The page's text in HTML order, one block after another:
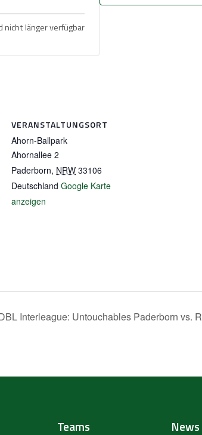
nicht länger verfügbar
VERANSTALTUNGSORT
Ahorn-Ballpark
Ahornallee 2
Paderborn, NRW 33106
Deutschland Google Karte
anzeigen
Interleague: Untouchables Paderborn vs.
Teams News